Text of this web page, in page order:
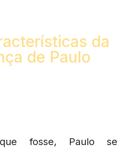
da
de Paulo
fosse, Paulo se